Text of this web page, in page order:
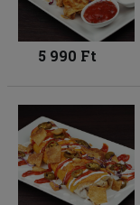
5 990 Ft